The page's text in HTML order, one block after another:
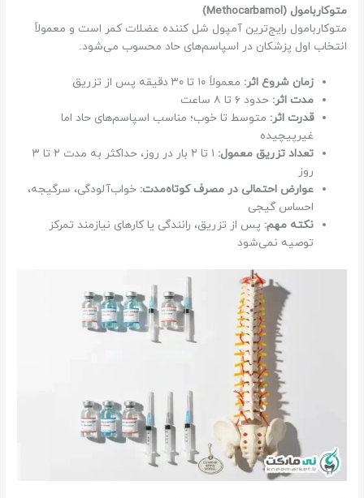
متوکاربامول (Methocarbamol)
متوکاربامول رایج‌ترین آمپول شل کننده عضلات کمر است و معمولاً
انتخاب اول پزشکان در اسپاسم‌های حاد محسوب می‌شود.
زمان شروع اثر: معمولاً ۱۰ تا ۳۰ دقیقه پس از تزریق
مدت اثر: حدود ۶ تا ۸ ساعت
قدرت اثر: متوسط تا خوب؛ مناسب اسپاسم‌های حاد اما
غیرپیچیده
تعداد تزریق معمول:
۱ تا ۲ بار در روز، حداکثر به مدت ۲ تا ۳
روز
عوارض احتمالی در مصرف کوتاه‌مدت: خواب‌آلودگی، سرگیجه،
احساس گیجی
نکته مهم: پس از تزریق، رانندگی یا کارهای نیازمند تمرکز
توصیه نمی‌شود